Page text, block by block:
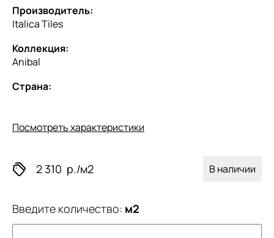
Производитель:
Italica Tiles
Коллекция:
Anibal
Страна:
Посмотреть характеристики
2 310 р./м2 В наличии
Введите количество: м2